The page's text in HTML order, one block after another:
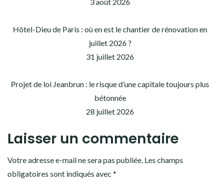
Hôtel-Dieu de Paris : où en est le chantier de rénovation en
juillet 2026 ?
31 juillet 2026
Projet de loi Jeanbrun : le risque d’une capitale toujours plus
bétonnée
28 juillet 2026
Laisser un commentaire
Votre adresse e-mail ne sera pas publiée. Les champs
obligatoires sont indiqués avec *